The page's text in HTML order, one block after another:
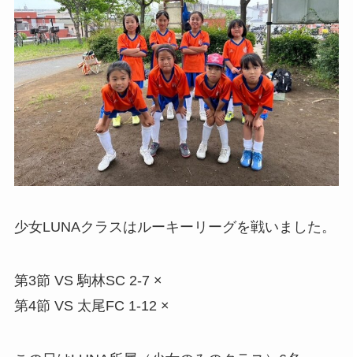
少女LUNAクラスはルーキーリーグを戦いました。
第3節 VS 駒林SC 2-7 ×
第4節 VS 太尾FC 1-12 ×